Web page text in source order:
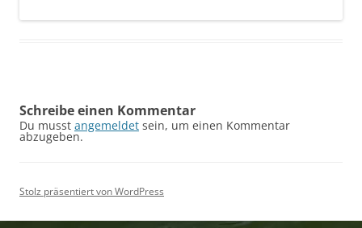
Schreibe einen Kommentar
Du musst angemeldet sein, um einen Kommentar
abzugeben.
Stolz präsentiert von WordPress